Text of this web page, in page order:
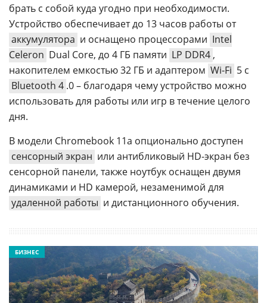
брать с собой куда угодно при необходимости.
Устройство обеспечивает до 13 часов работы от
аккумулятора и оснащено процессорами Intel
Celeron Dual Core, до 4 ГБ памяти LP DDR4 ,
накопителем емкостью 32 ГБ и адаптером Wi-Fi 5 с
Bluetooth 4 .0 – благодаря чему устройство можно
использовать для работы или игр в течение целого
дня.
В модели Chromebook 11a опционально доступен
сенсорный экран или антибликовый HD-экран без
сенсорной панели, также ноутбук оснащен двумя
динамиками и HD камерой, незаменимой для
удаленной работы и дистанционного обучения.
БИЗНЕС